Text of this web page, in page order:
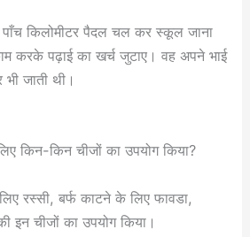
किलोमीटर पैदल चल कर स्कूल जाना
करके पढ़ाई का खर्च जुटाए। वह अपने भाई
जाती थी।
किन-किन चीजों का उपयोग किया?
रस्सी, बर्फ काटने के लिए फावडा,
इन चीजों का उपयोग किया।